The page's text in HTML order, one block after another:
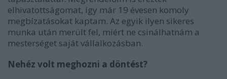
elhivatottságomat, így már 19 évesen komoly
megbízatásokat kaptam. Az egyik ilyen sikeres
munka után merült fel, miért ne csinálhatnám a
mesterséget saját vállalkozásban.
Nehéz volt meghozni a döntést?